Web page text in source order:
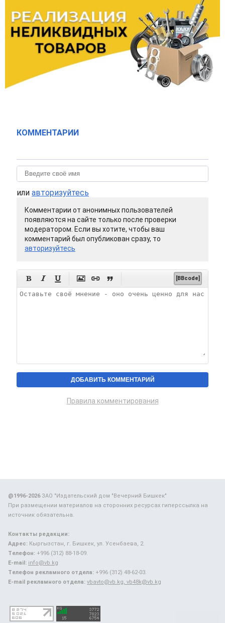
КОММЕНТАРИИ
или авторизуйтесь
Комментарии от анонимных пользователей
появляются на сайте только после проверки
модератором. Если вы хотите, чтобы ваш
комментарий был опубликован сразу, то
авторизуйтесь
      [BBcode]
Правила комментирования
@1996-2026ЗАО "Издательский дом "Вечерний Бишкек"
При размещении материалов на сторонних ресурсах гиперссылка на
источник обязательна.
Контакты редакции:
Адрес: Кыргызстан, г. Бишкек, ул. Усенбаева, 2.
Телефон: +996 (312) 88-18-09.
E-mail: info@vb.kg
Телефон рекламного отдела: +996 (312) 48-62-03.
E-mail рекламного отдела: vbavto@vb.kg, vb48k@vb.kg